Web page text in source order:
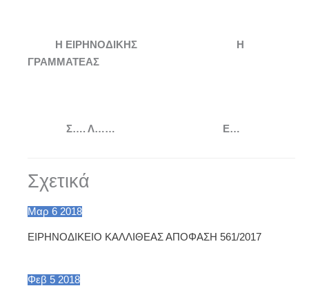
Η ΕΙΡΗΝΟΔΙΚΗΣ Η
ΓΡΑΜΜΑΤΕΑΣ
Σ…. Λ…… Ε…
Σχετικά
Μαρ 6 2018
ΕΙΡΗΝΟΔΙΚΕΙΟ ΚΑΛΛΙΘΕΑΣ ΑΠΟΦΑΣΗ 561/2017
Φεβ 5 2018